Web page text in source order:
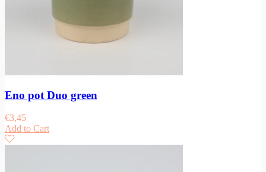
Eno pot Duo green
€3,45
Add to Cart